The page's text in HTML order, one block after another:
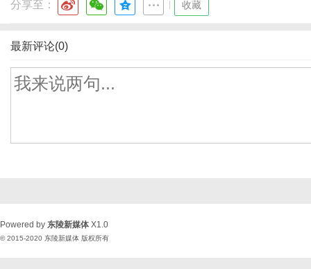
分享至： 收藏
最新评论(0)
Powered by 东陵新媒体 X1.0
© 2015-2020 东陵新媒体 版权所有